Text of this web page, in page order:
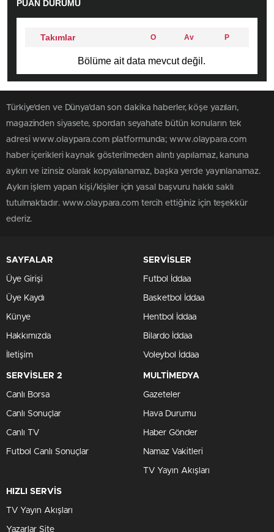
PUAN DURUMU
Takımlar P
Av
O
Bölüme ait data mevcut değil.
Türkiye'den ve Dünya’dan son dakika haberler, köşe yazıları,
magazinden siyasete, spordan seyahate bütün konuların tek
adresi www.olaypara.com platformunda; www.olaypara.com
haber içerikleri kaynak gösterilmeden alıntı yapılamaz, kanuna
aykırı ve izinsiz olarak kopyalanamaz, başka yerde yayınlanamaz.
Aykırı işlem yapan kişi/kişiler için yasal başvuru hakkı saklı
tutulmaktadır. www.olaypara.com tercih ettiğiniz için teşekkür
ederiz.
SAYFALAR
Üye Girişi
Üye Kaydı
Künye
Hakkımızda
İletişim
SERVİSLER
Futbol İddaa
Basketbol İddaa
Hentbol İddaa
Bilardo İddaa
Voleybol İddaa
SERVİSLER 2
Canlı Borsa
Canlı Sonuçlar
Canlı TV
Futbol Canlı Sonuçlar
MULTİMEDYA
Gazeteler
Hava Durumu
Haber Gönder
Namaz Vakitleri
TV Yayın Akışları
HIZLI SERVİS
TV Yayın Akışları
Yazarlar Site